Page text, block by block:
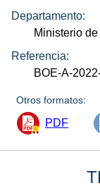
Departamento:
Ministerio
Referencia:
BOE-A-
Otros formatos:
PDF